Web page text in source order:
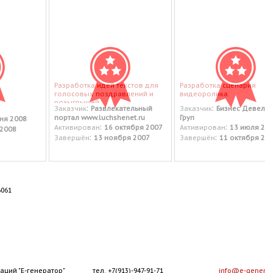
2008
Разработка идей текстов для
голосовых поздравлений и
розыгрышей.
Заказчик: Развлекательный
портал www.luchshenet.ru
Активирован: 16 октября 2007
Завершён: 13 ноября 2007
Разработка сценария
видеоролика.
Заказчик: Бизнес
Груп
Активирован: 13 июля
Завершён: 11 октября
"Е-генератор" тел. +7(913)-947-91-71 info@e-